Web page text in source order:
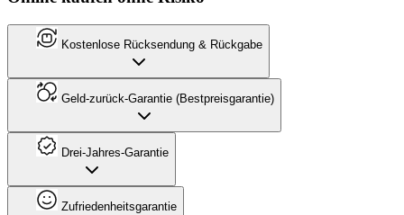
Kostenlose Rücksendung & Rückgabe
Geld-zurück-Garantie (Bestpreisgarantie)
Drei-Jahres-Garantie
Zufriedenheitsgarantie